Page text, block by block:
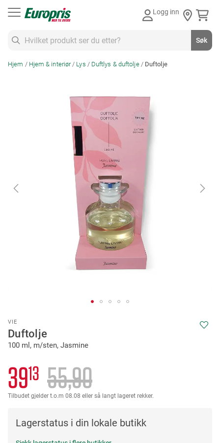
Logg inn
Søk
Hjem Hjem & interiør Lys Duftlys & duftolje Duftolje
VIE
Duftolje
100 ml, m/sten, Jasmine
3913 5590
Tilbudet gjelder t.o.m 08.08 eller så langt lageret rekker.
Lagerstatus i din lokale butikk
Spar 29%
to
the
beginning
the
images
gallery